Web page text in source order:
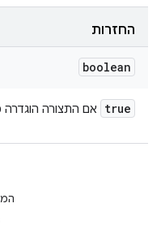
החזרות
boolean
true אם התצורה